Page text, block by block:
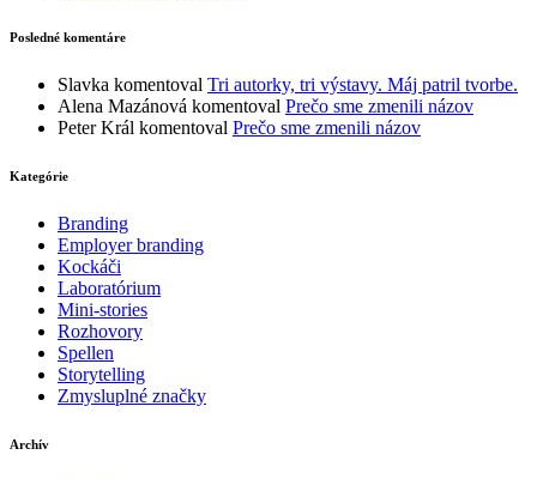
Posledné komentáre
Slavka komentoval Tri autorky, tri výstavy. Máj patril tvorbe.
Alena Mazánová komentoval Prečo sme zmenili názov
Peter Král komentoval Prečo sme zmenili názov
Kategórie
Branding
Employer branding
Kockáči
Laboratórium
Mini-stories
Rozhovory
Spellen
Storytelling
Zmysluplné značky
Archív